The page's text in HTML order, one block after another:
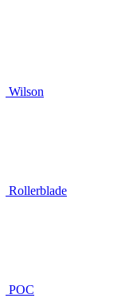
Wilson
Rollerblade
POC